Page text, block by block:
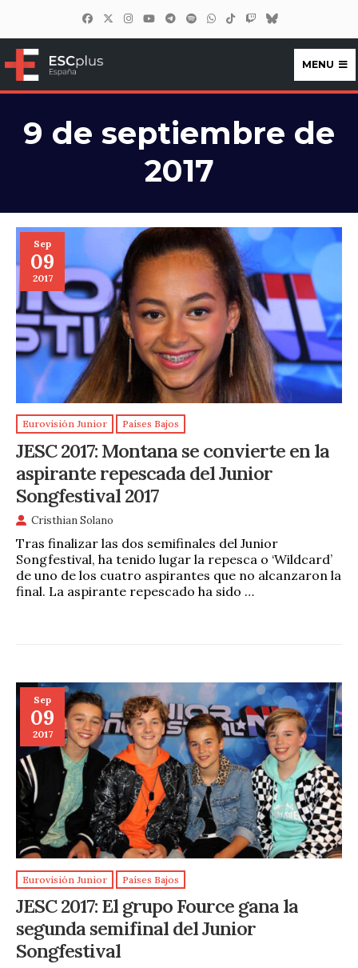
ESCplus España
MENU
9 de septiembre de
2017
Sep
09
2017
Eurovisión Junior Países Bajos
JESC 2017: Montana se convierte en la
aspirante repescada del Junior
Songfestival 2017
Cristhian Solano
Tras finalizar las dos semifinales del Junior
Songfestival, ha tenido lugar la repesca o ‘Wildcard’
de uno de los cuatro aspirantes que no alcanzaron la
final. La aspirante repescado ha sido …
Sep
09
2017
Eurovisión Junior Países Bajos
JESC 2017: El grupo Fource gana la
segunda semifinal del Junior
Songfestival